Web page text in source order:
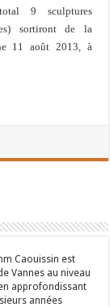
9 sculptures
sortiront de la
11 août 2013, à
Caouissin est
Vannes au niveau
approfondissant
années